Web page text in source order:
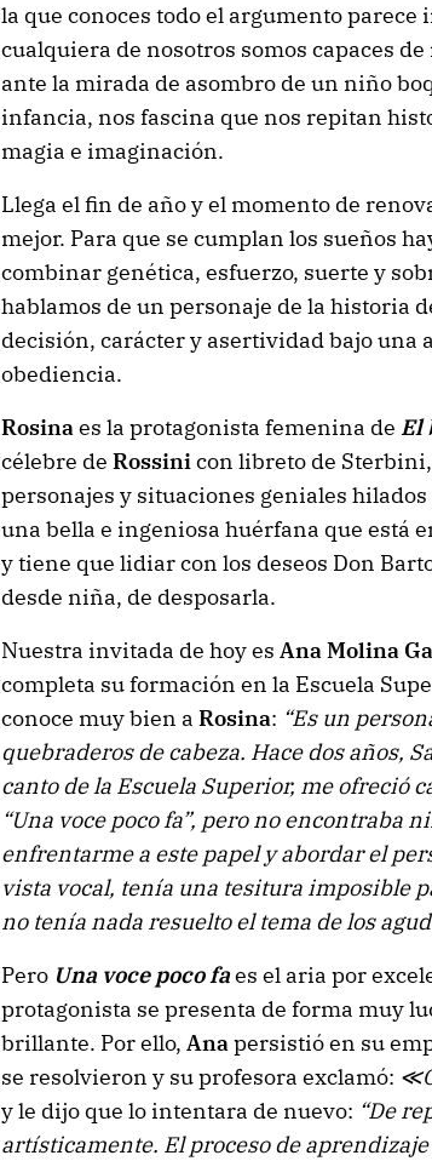
la que conoces todo el argumento
cualquiera de nosotros somos capaces
ante la mirada de asombro de un niño
infancia, nos fascina que nos repitan
magia e imaginación.
Llega el fin de año y el momento de
mejor. Para que se cumplan los sueños
combinar genética, esfuerzo, suerte y
hablamos de un personaje de la historia
decisión, carácter y asertividad bajo una
obediencia.
Rosinaes la protagonista femenina de El
célebre de Rossinicon libreto de
personajes y situaciones geniales
una bella e ingeniosa huérfana que está
y tiene que lidiar con los deseos Don
desde niña, de desposarla.
Nuestra invitada de hoy es Ana Molina
completa su formación en la Escuela
conoce muy bien a Rosina: “Es un
quebraderos de cabeza. Hace dos años,
canto de la Escuela Superior, me ofreció
“Una voce poco fa”, pero no encontraba
enfrentarme a este papel y abordar el
vista vocal, tenía una tesitura imposible
no tenía nada resuelto el tema de los
Pero Una voce poco faes el aria por
protagonista se presenta de forma muy
brillante. Por ello, Anapersistió en su
se resolvieron y su profesora exclamó:
y le dijo que lo intentara de nuevo: “De
artísticamente. El proceso de